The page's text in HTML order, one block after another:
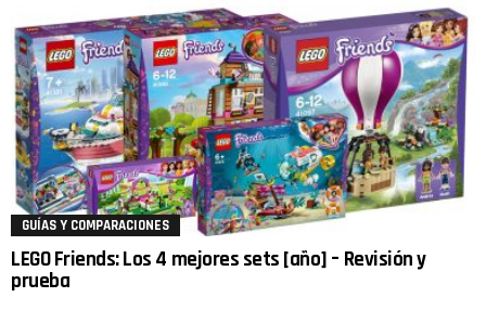
GUÍAS Y COMPARACIONES
LEGO Friends: Los 4 mejores sets [año] – Revisión y
prueba